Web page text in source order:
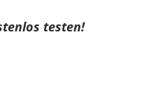
testen!